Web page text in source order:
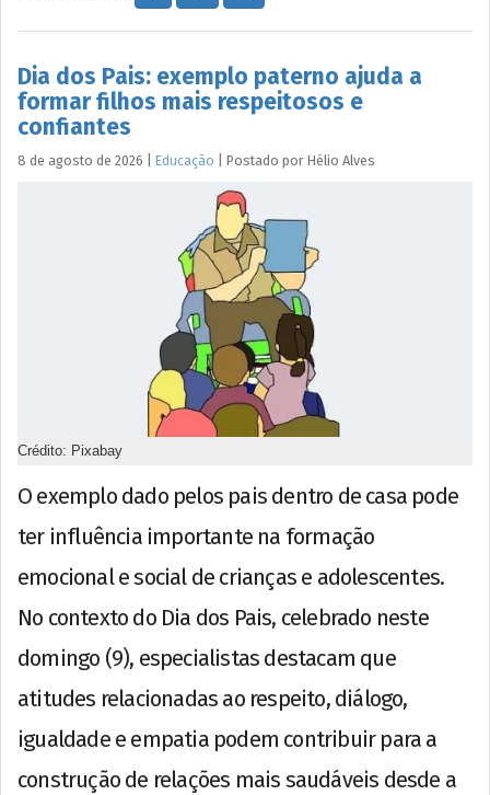
Dia dos Pais: exemplo paterno ajuda a
formar filhos mais respeitosos e
confiantes
8 de agosto de 2026 Educação Postado por Hélio Alves
Crédito: Pixabay
O exemplo dado pelos pais dentro de casa pode
ter influência importante na formação
emocional e social de crianças e adolescentes.
No contexto do Dia dos Pais, celebrado neste
domingo (9), especialistas destacam que
atitudes relacionadas ao respeito, diálogo,
igualdade e empatia podem contribuir para a
construção de relações mais saudáveis desde a